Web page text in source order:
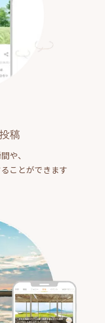
稿
や、
ことができます